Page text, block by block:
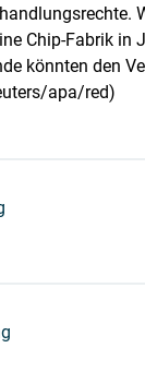
Chip-Fabrik in
könnten den
apa/red)